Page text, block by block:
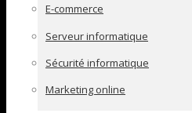
E-commerce
Serveur informatique
Sécurité informatique
Marketing online